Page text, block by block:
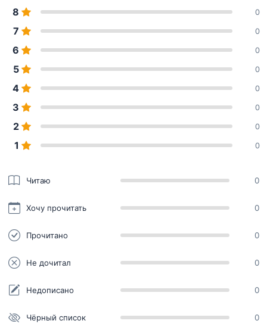
8 0
7 0
6 0
5 0
4 0
3 0
2 0
1 0
Читаю 0
Хочу прочитать 0
Прочитано 0
Не дочитал 0
Недописано 0
Чёрный список 0